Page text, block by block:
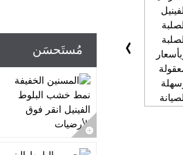
مُستَحسَن